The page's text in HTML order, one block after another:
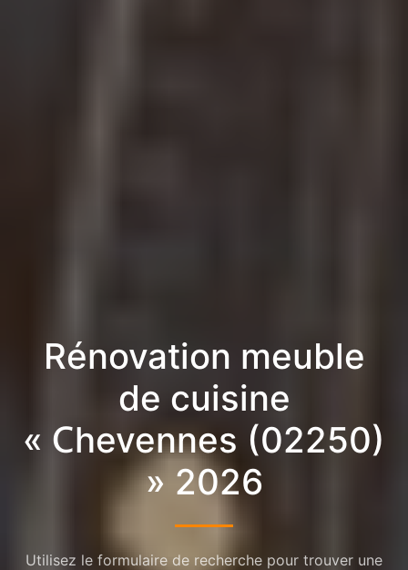
Rénovation meuble
de cuisine
« Chevennes (02250)
» 2026
Utilisez le formulaire de recherche pour trouver une